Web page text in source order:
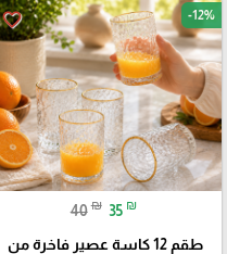
favorite_border -12%
40 ₪ 35 ₪
طقم 12 كاسة عصير فاخرة من